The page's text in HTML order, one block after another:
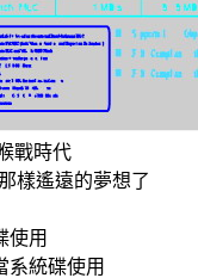
戰時代
樣遙遠的夢想了
使用
系統碟使用